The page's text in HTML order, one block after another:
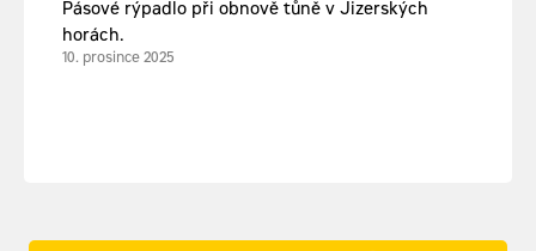
Pásové rýpadlo při obnově tůně v Jizerských
horách.
10. prosince 2025